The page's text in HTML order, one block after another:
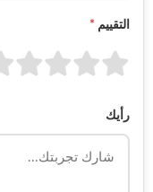
التقييم *
رأيك